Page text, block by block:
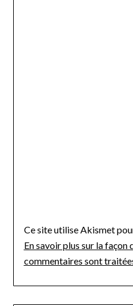
Ce site utilise Akismet
En savoir plus sur la façon
commentaires sont